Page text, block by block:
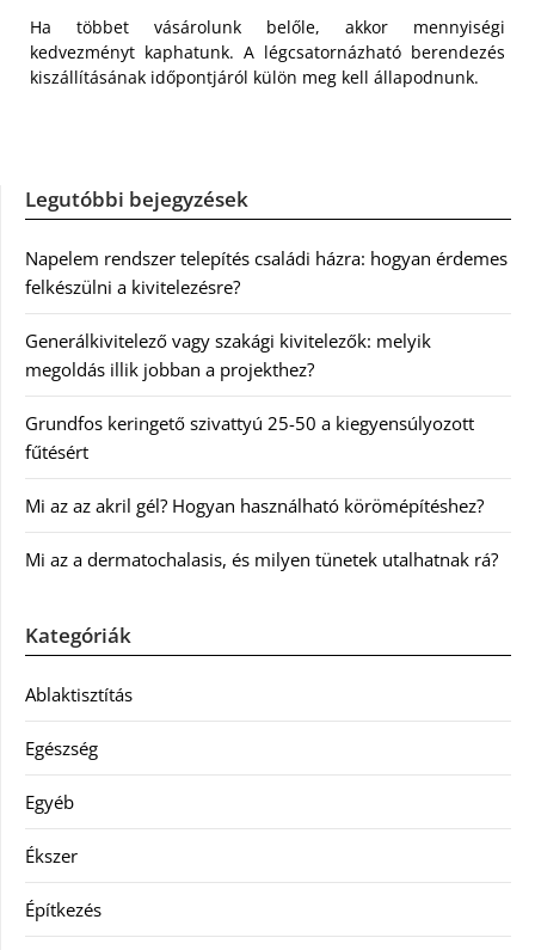
Ha többet vásárolunk belőle, akkor mennyiségi
kedvezményt kaphatunk. A légcsatornázható berendezés
kiszállításának időpontjáról külön meg kell állapodnunk.
Legutóbbi bejegyzések
Napelem rendszer telepítés családi házra: hogyan érdemes
felkészülni a kivitelezésre?
Generálkivitelező vagy szakági kivitelezők: melyik
megoldás illik jobban a projekthez?
Grundfos keringető szivattyú 25-50 a kiegyensúlyozott
fűtésért
Mi az az akril gél? Hogyan használható körömépítéshez?
Mi az a dermatochalasis, és milyen tünetek utalhatnak rá?
Kategóriák
Ablaktisztítás
Egészség
Egyéb
Ékszer
Építkezés